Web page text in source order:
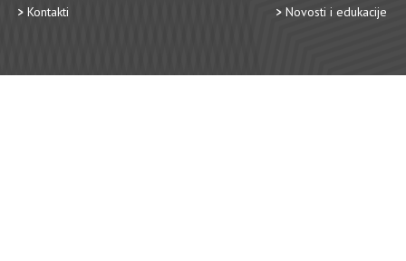
Kontakti
Novosti i edukacije